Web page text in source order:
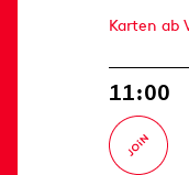
Karten ab
11:00